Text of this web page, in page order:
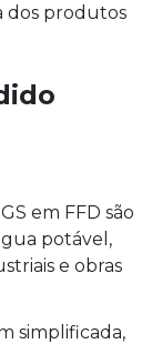
dos produtos
em FFD são
potável,
e obras
simplificada,